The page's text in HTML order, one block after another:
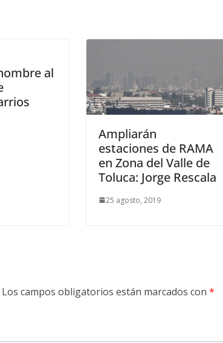
al
Ampliarán
estaciones de RAMA
en Zona del Valle de
Toluca: Jorge Rescala
25 agosto, 2019
Los campos obligatorios están marcados con *